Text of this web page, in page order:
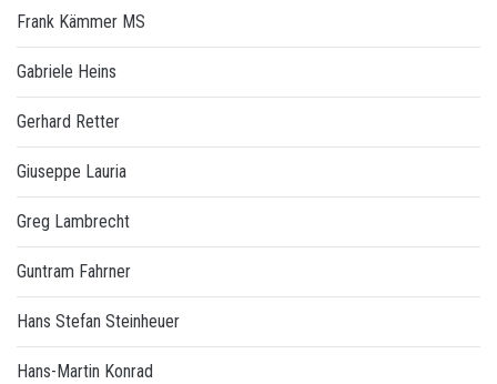
Frank Kämmer MS
Gabriele Heins
Gerhard Retter
Giuseppe Lauria
Greg Lambrecht
Guntram Fahrner
Hans Stefan Steinheuer
Hans-Martin Konrad